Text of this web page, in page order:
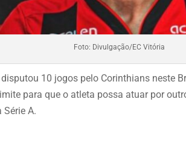
Foto: Divulgação/EC Vitória
disputou 10 jogos pelo Corinthians neste
para que o atleta possa atuar por
Série A.